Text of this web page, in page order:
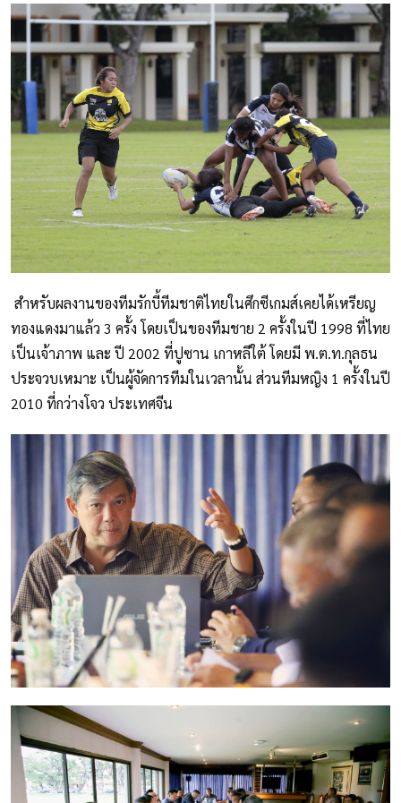
สำหรับผลงานของทีมรักบี้ทีมชาติไทยในศึกซีเกมส์เคยได้เหรียญ
ทองแดงมาแล้ว 3 ครั้ง โดยเป็นของทีมชาย 2 ครั้งในปี 1998 ที่ไทย
เป็นเจ้าภาพ และ ปี 2002 ที่ปูซาน เกาหลีใต้ โดยมี พ.ต.ท.กุลธน
ประจวบเหมาะ เป็นผู้จัดการทีมในเวลานั้น ส่วนทีมหญิง 1 ครั้งในปี
2010 ที่กว่างโจว ประเทศจีน